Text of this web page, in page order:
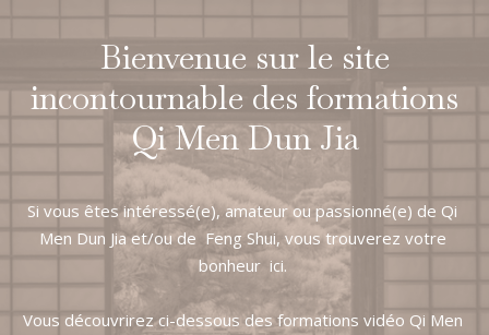
Bienvenue sur le site
incontournable des formations
Qi Men Dun Jia
Si vous êtes intéressé(e), amateur ou passionné(e) de Qi
Men Dun Jia et/ou de  Feng Shui, vous trouverez votre
bonheur  ici.
Vous découvrirez ci-dessous des formations vidéo Qi Men